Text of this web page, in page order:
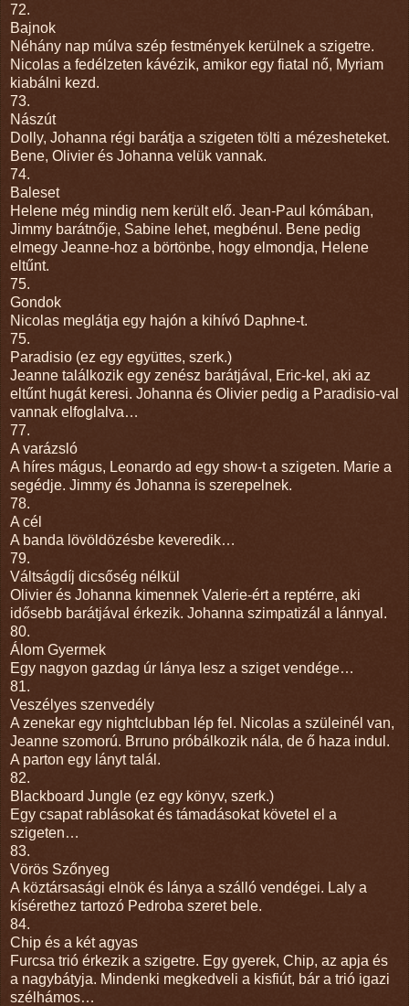
72.
Bajnok
Néhány nap múlva szép festmények kerülnek a szigetre.
Nicolas a fedélzeten kávézik, amikor egy fiatal nő, Myriam
kiabálni kezd.
73.
Nászút
Dolly, Johanna régi barátja a szigeten tölti a mézesheteket.
Bene, Olivier és Johanna velük vannak.
74.
Baleset
Helene még mindig nem került elő. Jean-Paul kómában,
Jimmy barátnője, Sabine lehet, megbénul. Bene pedig
elmegy Jeanne-hoz a börtönbe, hogy elmondja, Helene
eltűnt.
75.
Gondok
Nicolas meglátja egy hajón a kihívó Daphne-t.
75.
Paradisio (ez egy együttes, szerk.)
Jeanne találkozik egy zenész barátjával, Eric-kel, aki az
eltűnt hugát keresi. Johanna és Olivier pedig a Paradisio-val
vannak elfoglalva…
77.
A varázsló
A híres mágus, Leonardo ad egy show-t a szigeten. Marie a
segédje. Jimmy és Johanna is szerepelnek.
78.
A cél
A banda lövöldözésbe keveredik…
79.
Váltságdíj dicsőség nélkül
Olivier és Johanna kimennek Valerie-ért a reptérre, aki
idősebb barátjával érkezik. Johanna szimpatizál a lánnyal.
80.
Álom Gyermek
Egy nagyon gazdag úr lánya lesz a sziget vendége…
81.
Veszélyes szenvedély
A zenekar egy nightclubban lép fel. Nicolas a szüleinél van,
Jeanne szomorú. Brruno próbálkozik nála, de ő haza indul.
A parton egy lányt talál.
82.
Blackboard Jungle (ez egy könyv, szerk.)
Egy csapat rablásokat és támadásokat követel el a
szigeten…
83.
Vörös Szőnyeg
A köztársasági elnök és lánya a szálló vendégei. Laly a
kísérethez tartozó Pedroba szeret bele.
84.
Chip és a két agyas
Furcsa trió érkezik a szigetre. Egy gyerek, Chip, az apja és
a nagybátyja. Mindenki megkedveli a kisfiút, bár a trió igazi
szélhámos…